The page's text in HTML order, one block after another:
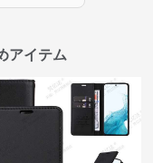
アイテム